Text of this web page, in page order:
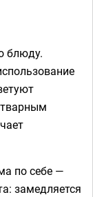
блюду.
по себе —
замедляется